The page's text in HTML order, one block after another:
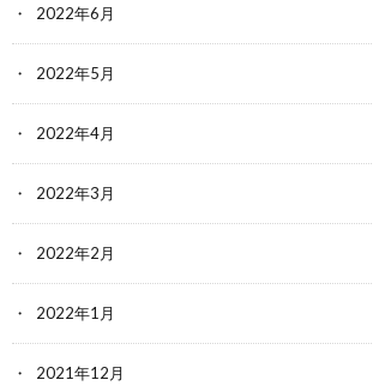
2022年6月
2022年5月
2022年4月
2022年3月
2022年2月
2022年1月
2021年12月